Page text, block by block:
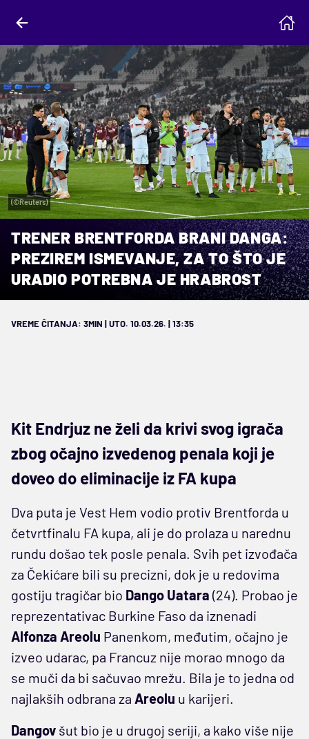
(©Reuters)
TRENER BRENTFORDA BRANI DANGA:
PREZIREM ISMEVANJE, ZA TO ŠTO JE
URADIO POTREBNA JE HRABROST
VREME ČITANJA: 3MIN | UTO. 10.03.26. | 13:35
Kit Endrjuz ne želi da krivi svog igrača
zbog očajno izvedenog penala koji je
doveo do eliminacije iz FA kupa
Dva puta je Vest Hem vodio protiv Brentforda u
četvrtfinalu FA kupa, ali je do prolaza u narednu
rundu došao tek posle penala. Svih pet izvođača
za Čekićare bili su precizni, dok je u redovima
gostiju tragičar bio Dango Uatara (24). Probao je
reprezentativac Burkine Faso da iznenadi
Alfonza Areolu Panenkom, međutim, očajno je
izveo udarac, pa Francuz nije morao mnogo da
se muči da bi sačuvao mrežu. Bila je to jedna od
najlakših odbrana za Areolu u karijeri.
Dangov šut bio je u drugoj seriji, a kako više nije